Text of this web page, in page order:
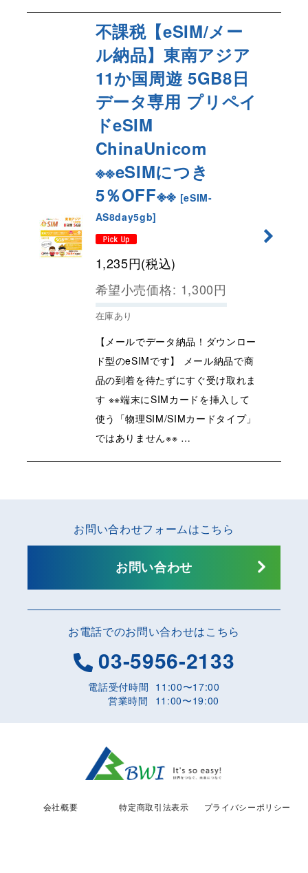
不課税【eSIM/メー
ル納品】東南アジア
11か国周遊 5GB8日
データ専用 プリペイ
ドeSIM
ChinaUnicom
※※eSIMにつき
5％OFF※※ [eSIM-
AS8day5gb]
1,235円(税込)
希望小売価格: 1,300円
在庫あり
【メールでデータ納品！ダウンロー
ド型のeSIMです】 メール納品で商
品の到着を待たずにすぐ受け取れま
す ※※端末にSIMカードを挿入して
使う「物理SIM/SIMカードタイプ」
ではありません※※ …
お電話でのお問い合わせはこちら
03-5956-2133
電話受付時間 11:00〜17:00
営業時間
11:00〜19:00
お問い合わせフォームはこちら
お問い合わせ
会社概要 特定商取引法表示 プライバシーポリシー